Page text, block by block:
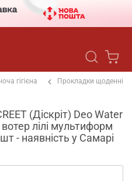
гігієна Прокладки щоденні
(Діскріт) Deo Water
лілі мультиформ
шт - наявність у Самарі